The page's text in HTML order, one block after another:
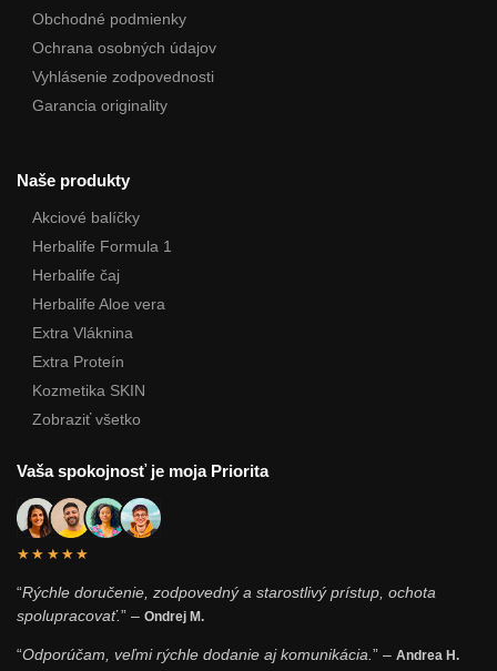
Obchodné podmienky
Ochrana osobných údajov
Vyhlásenie zodpovednosti
Garancia originality
Naše produkty
Akciové balíčky
Herbalife Formula 1
Herbalife čaj
Herbalife Aloe vera
Extra Vláknina
Extra Proteín
Kozmetika SKIN
Zobraziť všetko
Vaša spokojnosť je moja Priorita
★★★★★
“Rýchle doručenie, zodpovedný a starostlivý prístup, ochota
spolupracovať.” – Ondrej M.
“Odporúčam, veľmi rýchle dodanie aj komunikácia. ” – Andrea H.